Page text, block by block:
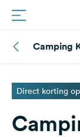
Routes
Campings
Magazine
Camping
Direct korting